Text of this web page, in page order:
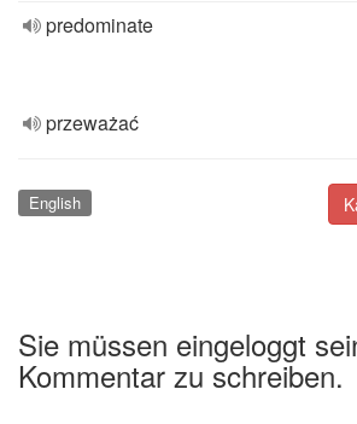
predominate
przeważać
English
Sie müssen eingeloggt
Kommentar zu schreiben.